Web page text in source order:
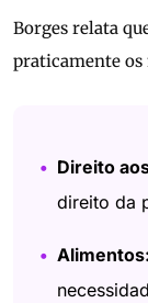
Borges relata
praticamente os
Direito
direito da
Alimentos: